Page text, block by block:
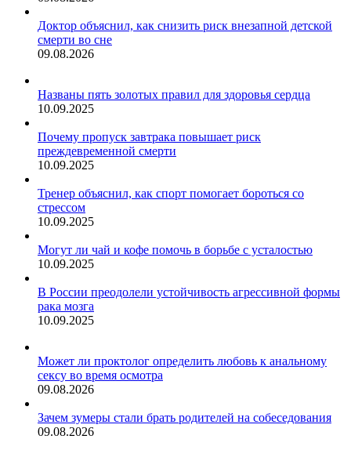
Доктор объяснил, как снизить риск внезапной детской
смерти во сне
09.08.2026
Названы пять золотых правил для здоровья сердца
10.09.2025
Почему пропуск завтрака повышает риск
преждевременной смерти
10.09.2025
Тренер объяснил, как спорт помогает бороться со
стрессом
10.09.2025
Могут ли чай и кофе помочь в борьбе с усталостью
10.09.2025
В России преодолели устойчивость агрессивной формы
рака мозга
10.09.2025
Может ли проктолог определить любовь к анальному
сексу во время осмотра
09.08.2026
Зачем зумеры стали брать родителей на собеседования
09.08.2026